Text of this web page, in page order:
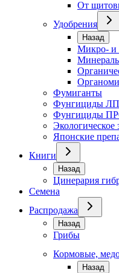
От
Удобрения
Назад
Микро- и
Фумиганты
Фунгициды
Фунгициды
Экологическое
Японские
Книги
Назад
Цинерария
Семена
Распродажа
Назад
Грибы
Кормовые,
Назад